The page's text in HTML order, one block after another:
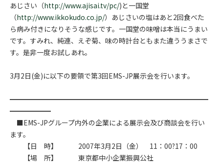
あじさい（http://www.ajisai.tv/pc/)と一国堂
（http://www.ikkokudo.co.jp/）あじさいの塩はあと2回食べた
ら病み付きになりそうな感じです。一国堂の味噌は本当にうまい
です。すみれ、純連、えぞ菊、味の時計台ともまた違ううまさで
す。是非一度お試しあれ。
3月2日(金)に以下の要領で第3回EMS-JP展示会を行います。
━━━━━━━━━━━━━━━━━━━━━━━━━━━━━
━━━━━━
■EMS-JPグループ内外の企業による展示会及び商談会を行い
ます。
【日 時】 2007年3月2日（金） 11：00?17：00
【場 所】 東京都中小企業振興公社